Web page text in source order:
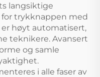
langsiktige
for trykknappen med
høyt automatisert,
teknikere. Avansert
og samle
i alle faser av